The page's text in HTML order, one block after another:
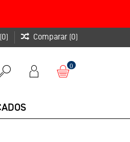
(0) Comparar (0)
0